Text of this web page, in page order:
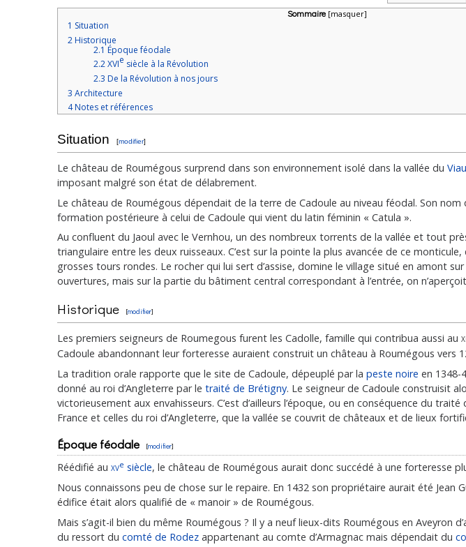
Sommaire [masquer]
1 Situation
2 Historique
2.1 Époque féodale
2.2XVIe siècle à la Révolution
2.3 De la Révolution à nos jours
3 Architecture
4 Notes et références
Situation [modifier]
Le château de Roumégous surprend dans son environnement isolé dans la vallée du
imposant malgré son état de délabrement.
Le château de Roumégous dépendait de la terre de Cadoule au niveau féodal. Son
formation postérieure à celui de Cadoule qui vient du latin féminin « Catula ».
Au confluent du Jaoul avec le Vernhou, un des nombreux torrents de la vallée et tout
triangulaire entre les deux ruisseaux. C’est sur la pointe la plus avancée de ce
grosses tours rondes. Le rocher qui lui sert d’assise, domine le village situé en amont
ouvertures, mais sur la partie du bâtiment central correspondant à l’entrée, on
Historique [modifier]
Les premiers seigneurs de Roumegous furent les Cadolle, famille qui contribua aussi au
Cadoule abandonnant leur forteresse auraient construit un château à Roumégous vers
La tradition orale rapporte que le site de Cadoule, dépeuplé par la peste noire en 1348-
donné au roi d’Angleterre par le traité de Brétigny. Le seigneur de Cadoule construisit
victorieusement aux envahisseurs. C’est d’ailleurs l’époque, ou en conséquence du
France et celles du roi d’Angleterre, que la vallée se couvrit de châteaux et de lieux
Époque féodale [modifier]
Réédifié au xve siècle, le château de Roumégous aurait donc succédé à une forteresse
Nous connaissons peu de chose sur le repaire. En 1432 son propriétaire aurait été
édifice était alors qualifié de « manoir » de Roumégous.
Mais s’agit-il bien du même Roumégous ? Il y a neuf lieux-dits Roumégous en Aveyron
du ressort du comté de Rodez appartenant au comte d’Armagnac mais dépendait du